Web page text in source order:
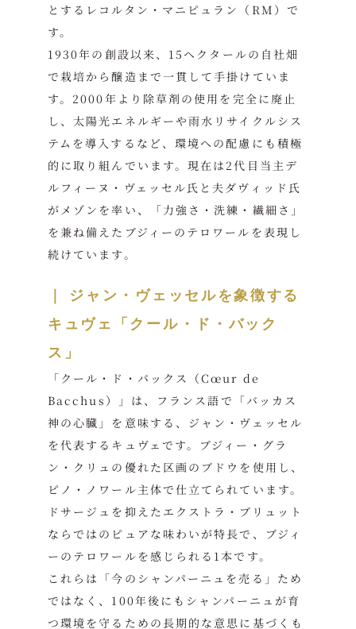
とするレコルタン・マニピュラン（RM）で
す。
1930年の創設以来、15ヘクタールの自社畑
で栽培から醸造まで一貫して手掛けていま
す。2000年より除草剤の使用を完全に廃止
し、太陽光エネルギーや雨水リサイクルシス
テムを導入するなど、環境への配慮にも積極
的に取り組んでいます。現在は2代目当主デ
ルフィーヌ・ヴェッセル氏と夫ダヴィッド氏
がメゾンを率い、「力強さ・洗練・繊細さ」
を兼ね備えたブジィーのテロワールを表現し
続けています。
｜ ジャン・ヴェッセルを象徴する
キュヴェ「クール・ド・バック
ス」
「クール・ド・バックス（Cœur de
Bacchus）」は、フランス語で「バッカス
神の心臓」を意味する、ジャン・ヴェッセル
を代表するキュヴェです。ブジィー・グラ
ン・クリュの優れた区画のブドウを使用し、
ピノ・ノワール主体で仕立てられています。
ドサージュを抑えたエクストラ・ブリュット
ならではのピュアな味わいが特長で、ブジィ
ーのテロワールを感じられる1本です。
これらは「今のシャンパーニュを売る」ため
ではなく、100年後にもシャンパーニュが育
つ環境を守るための長期的な意思に基づくも